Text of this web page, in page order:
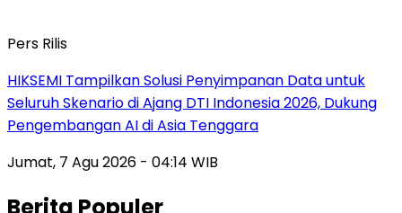
Pers Rilis
HIKSEMI Tampilkan Solusi Penyimpanan Data untuk
Seluruh Skenario di Ajang DTI Indonesia 2026, Dukung
Pengembangan AI di Asia Tenggara
Jumat, 7 Agu 2026 - 04:14 WIB
Berita Populer